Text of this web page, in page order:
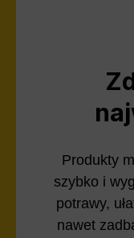
Produkty
szybko i
potrawy,
nawet